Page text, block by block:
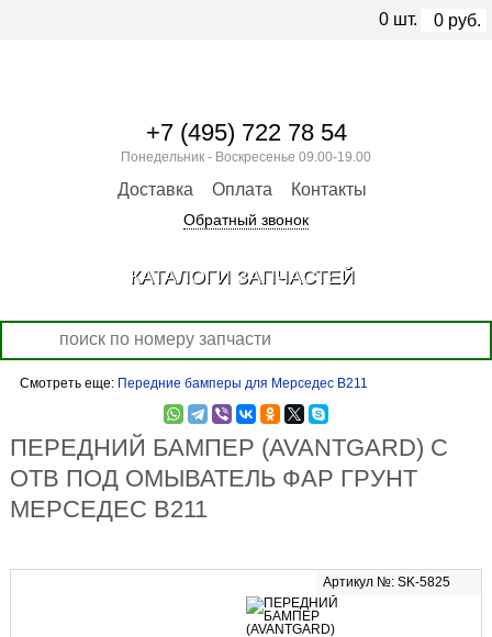
Смотреть еще: Передние бамперы для Мерседес В211
ПЕРЕДНИЙ БАМПЕР (AVANTGARD) С
ОТВ ПОД ОМЫВАТЕЛЬ ФАР ГРУНТ
МЕРСЕДЕС В211
Артикул №: SK-5825
+7 (495) 722 78 54
Понедельник - Воскресенье 09.00-19.00
Доставка Оплата Контакты
Обратный звонок
0 шт. 0 руб.
КАТАЛОГИ ЗАПЧАСТЕЙ